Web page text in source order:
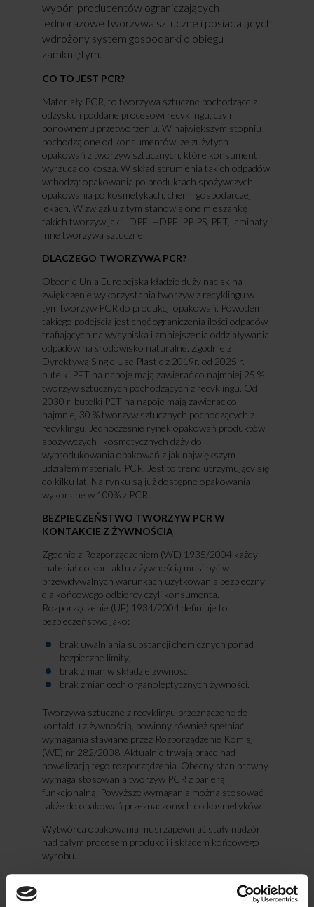
wybór producentów ograniczających
jednorazowe tworzywa sztuczne i posiadających
wdrożony system gospodarki o obiegu
zamkniętym.
CO TO JEST PCR?
Materiały PCR, to tworzywa sztuczne pochodzące z
odzysku i poddane procesowi recyklingu, czyli
ponownemu przetworzeniu. W największym stopniu
pochodzą one od konsumentów, ze zużytych
opakowań z tworzyw sztucznych, które konsument
wyrzuca do kosza. W skład strumienia takich odpadów
wchodzą: opakowania po produktach spożywczych,
opakowania po kosmetykach, chemii gospodarczej i
lekach. W związku z tym stanowią one mieszankę
takich tworzyw jak: LDPE, HDPE, PP, PS, PET, laminaty i
inne tworzywa sztuczne.
DLACZEGO TWORZYWA PCR?
Obecnie Unia Europejska kładzie duży nacisk na
zwiększenie wykorzystania tworzyw z recyklingu w
tym tworzyw PCR do produkcji opakowań. Powodem
takiego podejścia jest chęć ograniczenia ilości odpadów
trafiających na wysypiska i zmniejszenia oddziaływania
odpadów na środowisko naturalne. Zgodnie z
Dyrektywą Single Use Plastic z 2019r. od 2025 r.
butelki PET na napoje mają zawierać co najmniej 25 %
tworzyw sztucznych pochodzących z recyklingu. Od
2030 r. butelki PET na napoje mają zawierać co
najmniej 30 % tworzyw sztucznych pochodzących z
recyklingu. Jednocześnie rynek opakowań produktów
spożywczych i kosmetycznych dąży do
wyprodukowania opakowań z jak największym
udziałem materiału PCR. Jest to trend utrzymujący się
do kilku lat. Na rynku są już dostępne opakowania
wykonane w 100% z PCR.
BEZPIECZEŃSTWO TWORZYW PCR W
KONTAKCIE Z ŻYWNOŚCIĄ
Zgodnie z Rozporządzeniem (WE) 1935/2004 każdy
materiał do kontaktu z żywnością musi być w
przewidywalnych warunkach użytkowania bezpieczny
dla końcowego odbiorcy czyli konsumenta.
Rozporządzenie (UE) 1934/2004 definiuje to
bezpieczeństwo jako:
brak uwalniania substancji chemicznych ponad
bezpieczne limity,
brak zmian w składzie żywności,
brak zmian cech organoleptycznych żywności.
Tworzywa sztuczne z recyklingu przeznaczone do
kontaktu z żywnością, powinny również spełniać
wymagania stawiane przez Rozporządzenie Komisji
(WE) nr 282/2008. Aktualnie trwają prace nad
nowelizacją tego rozporządzenia. Obecny stan prawny
wymaga stosowania tworzyw PCR z barierą
funkcjonalną. Powyższe wymagania można stosować
także do opakowań przeznaczonych do kosmetyków.
Wytwórca opakowania musi zapewniać stały nadzór
nad całym procesem produkcji i składem końcowego
wyrobu.
Z tego powodu stosowanie tworzyw PCR wiąże się z
dodatkowym ryzykiem. Do najważniejszych należy